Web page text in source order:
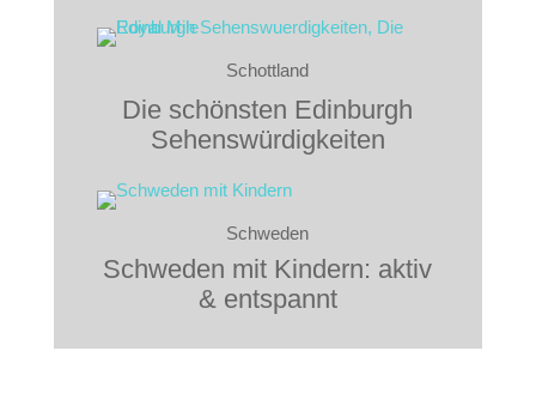
Schottland
Die schönsten Edinburgh
Sehenswürdigkeiten
Schweden
Schweden mit Kindern: aktiv
& entspannt